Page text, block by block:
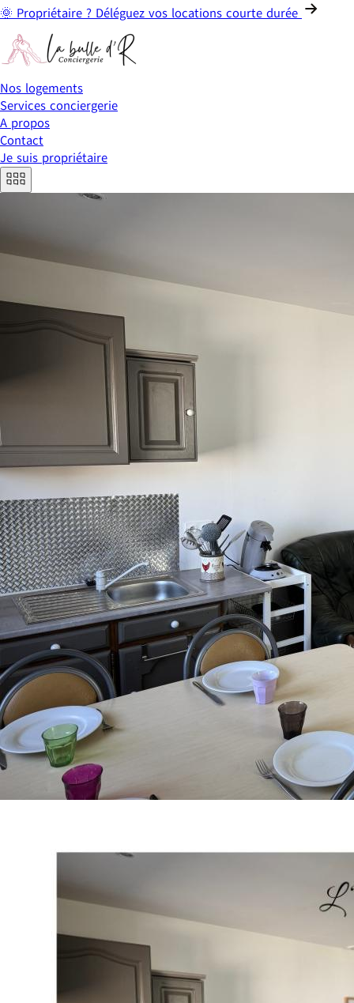
🌞 Propriétaire ? Déléguez vos locations courte durée
Nos logements
Services conciergerie
A propos
Contact
Je suis propriétaire